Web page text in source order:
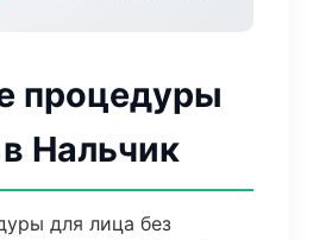
процедуры
Нальчик
для лица без